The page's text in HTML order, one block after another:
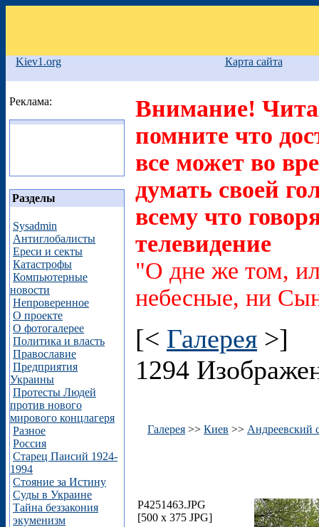
Kiev1.org Карта сайта
Реклама:
Разделы
Sysadmin
Антиглобалисты
Ереси и секты
Катастрофы
Компьютерные
новости
Непроверенное
О проекте
О фотогалерее
Политика и власть
Православие
Предприятия
Украины
Протесты Людей
против нового
мирового концлагеря
Разное
Россия
Старец Паисий 1924-
1994
Стояние за Истину
Суды в Украине
Тайна беззакония
экуменизм
Внимание!
помните что
все может во
думать своей
всему что
телевидение
"О дне же том,
небесные, ни
[< Галерея >]
1294
Галерея >> Киев >> Андреевский
P4251463.JPG
[500 x 375 JPG]